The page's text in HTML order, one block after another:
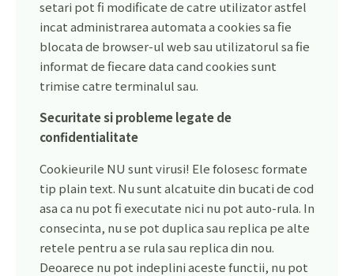
setari pot fi modificate de catre utilizator astfel
incat administrarea automata a cookies sa fie
blocata de browser-ul web sau utilizatorul sa fie
informat de fiecare data cand cookies sunt
trimise catre terminalul sau.
Securitate si probleme legate de
confidentialitate
Cookieurile NU sunt virusi! Ele folosesc formate
tip plain text. Nu sunt alcatuite din bucati de cod
asa ca nu pot fi executate nici nu pot auto-rula. In
consecinta, nu se pot duplica sau replica pe alte
retele pentru a se rula sau replica din nou.
Deoarece nu pot indeplini aceste functii, nu pot